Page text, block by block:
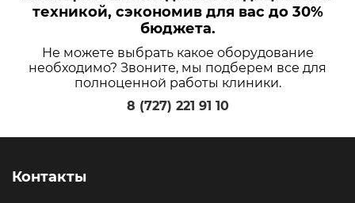
техникой, сэкономив для вас до 30%
бюджета.
Не можете выбрать какое оборудование
необходимо? Звоните, мы подберем все для
полноценной работы клиники.
8 (727) 221 91 10
Контакты